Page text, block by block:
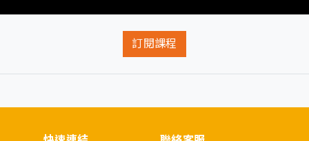
訂閱課程